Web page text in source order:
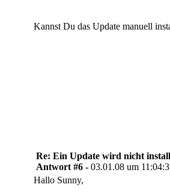
Kannst Du das Update manuell
Re: Ein Update wird nicht
Antwort #6 - 03.01.08 um
Hallo Sunny,